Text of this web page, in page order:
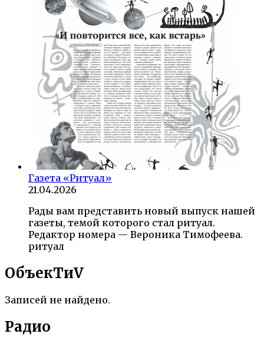
Газета «Ритуал»
21.04.2026
Рады вам представить новый выпуск нашей
газеты, темой которого стал ритуал.
Редактор номера — Вероника Тимофеева.
ритуал
ОбъекTиV
Записей не найдено.
Радио